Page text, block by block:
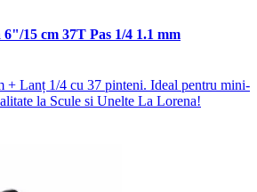
15 cm 37T Pas 1/4 1.1 mm
+ Lanț 1/4 cu 37 pinteni. Ideal pentru mini-
la Scule si Unelte La Lorena!